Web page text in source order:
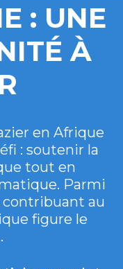
: UNE
À
en Afrique
: soutenir la
tout en
Parmi
contribuant au
figure le